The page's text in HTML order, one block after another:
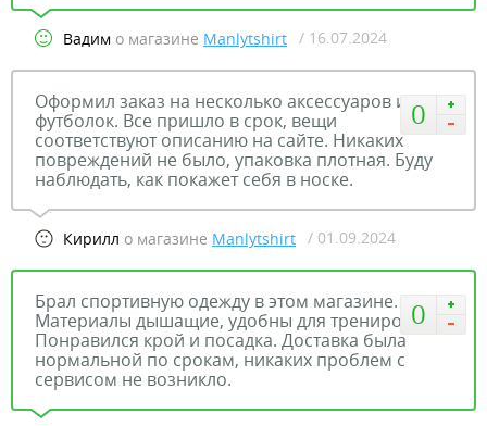
Вадим о магазине Manlytshirt / 16.07.2024
0
Оформил заказ на несколько аксессуаров и
футболок. Все пришло в срок, вещи
соответствуют описанию на сайте. Никаких
повреждений не было, упаковка плотная. Буду
наблюдать, как покажет себя в носке.
Кирилл о магазине Manlytshirt / 01.09.2024
0
Брал спортивную одежду в этом магазине.
Материалы дышащие, удобны для тренировок.
Понравился крой и посадка. Доставка была
нормальной по срокам, никаких проблем с
сервисом не возникло.